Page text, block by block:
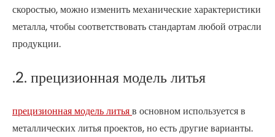
скоростью, можно изменить механические характеристики
металла, чтобы соответствовать стандартам любой отрасли
продукции.
.2. прецизионная модель литья
прецизионная модель литьяв основном используется в
металлических литья проектов, но есть другие варианты.